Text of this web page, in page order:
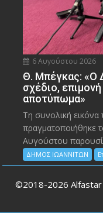
6 Αυγούστου 2026
Θ. Μπέγκας: «Ο
σχέδιο,
αποτύπωμα»
Τη συνολική εικόνα
πραγματοποιήθηκε
Αυγούστου
ΔΗΜΟΣ ΙΩΑΝΝΙΤΩΝ
©2018-2026